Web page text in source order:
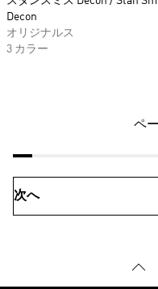
Decon
オリジナルス
3 カラー
ペ
次へ